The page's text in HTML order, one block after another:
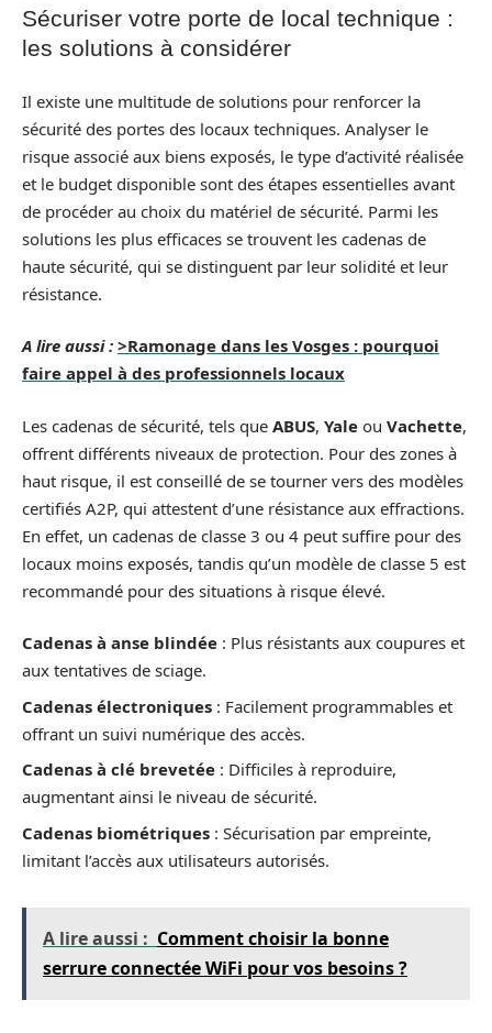
Sécuriser votre porte de local technique :
les solutions à considérer
Il existe une multitude de solutions pour renforcer la
sécurité des portes des locaux techniques. Analyser le
risque associé aux biens exposés, le type d’activité réalisée
et le budget disponible sont des étapes essentielles avant
de procéder au choix du matériel de sécurité. Parmi les
solutions les plus efficaces se trouvent les cadenas de
haute sécurité, qui se distinguent par leur solidité et leur
résistance.
A lire aussi : >Ramonage dans les Vosges : pourquoi
faire appel à des professionnels locaux
Les cadenas de sécurité, tels que ABUS, Yale ou Vachette,
offrent différents niveaux de protection. Pour des zones à
haut risque, il est conseillé de se tourner vers des modèles
certifiés A2P, qui attestent d’une résistance aux effractions.
En effet, un cadenas de classe 3 ou 4 peut suffire pour des
locaux moins exposés, tandis qu’un modèle de classe 5 est
recommandé pour des situations à risque élevé.
Cadenas à anse blindée : Plus résistants aux coupures et
aux tentatives de sciage.
Cadenas électroniques : Facilement programmables et
offrant un suivi numérique des accès.
Cadenas à clé brevetée : Difficiles à reproduire,
augmentant ainsi le niveau de sécurité.
Cadenas biométriques : Sécurisation par empreinte,
limitant l’accès aux utilisateurs autorisés.
A lire aussi : Comment choisir la bonne
serrure connectée WiFi pour vos besoins ?